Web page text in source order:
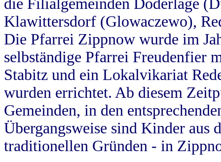
die Filialgemeinden Doderlage
Klawittersdorf (Glowaczewo),
Die Pfarrei Zippnow wurde im
selbständige Pfarrei Freudenfier
Stabitz und ein Lokalvikariat
wurden errichtet. Ab diesem
Gemeinden, in den
Übergangsweise sind Kinder aus
traditionellen Gründen - in